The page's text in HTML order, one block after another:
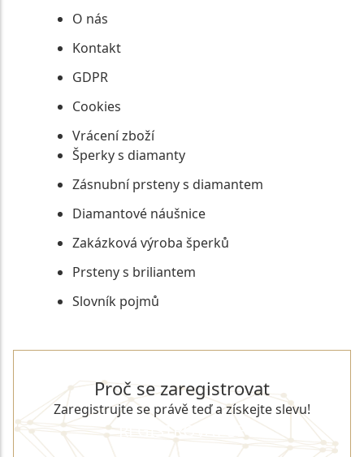
O nás
Kontakt
GDPR
Cookies
Vrácení zboží
Šperky s diamanty
Zásnubní prsteny s diamantem
Diamantové náušnice
Zakázková výroba šperků
Prsteny s briliantem
Slovník pojmů
Proč se zaregistrovat
Zaregistrujte se právě teď a získejte slevu!
REGISTROVAT SE